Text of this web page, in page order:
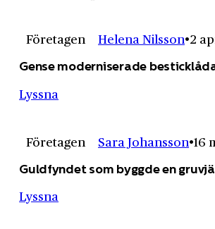
Företagen Helena Nilsson 2
Gense moderniserade
Lyssna
Företagen Sara Johansson 16
Guldfyndet som byggde en
Lyssna